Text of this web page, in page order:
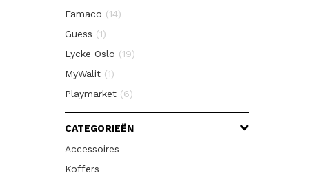
Famaco (14)
Guess (1)
Lycke Oslo (19)
MyWalit (1)
Playmarket (6)
Puccini(3)
Thule(1)
Van Os(1)
CATEGORIEËN
Accessoires
Koffers